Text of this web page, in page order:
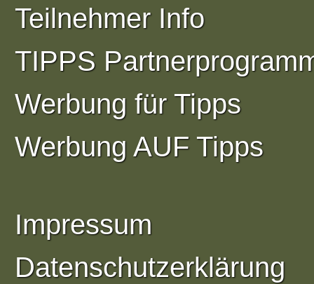
Teilnehmer Info
TIPPS
Werbung für Tipps
Werbung AUF Tipps
Impressum
Datenschutzerklärung